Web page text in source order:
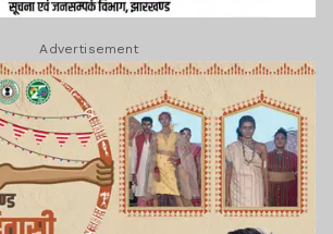
Advertisement